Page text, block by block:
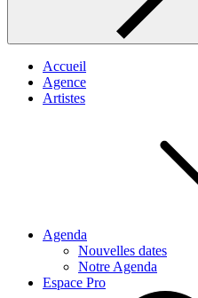
Accueil
Agence
Artistes
Agenda
Nouvelles dates
Notre Agenda
Espace Pro